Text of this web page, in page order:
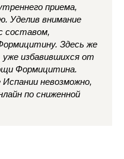
приема,
Уделив внимание
составом,
Здесь же
избавившихся от
Формицитина.
невозможно,
по сниженной